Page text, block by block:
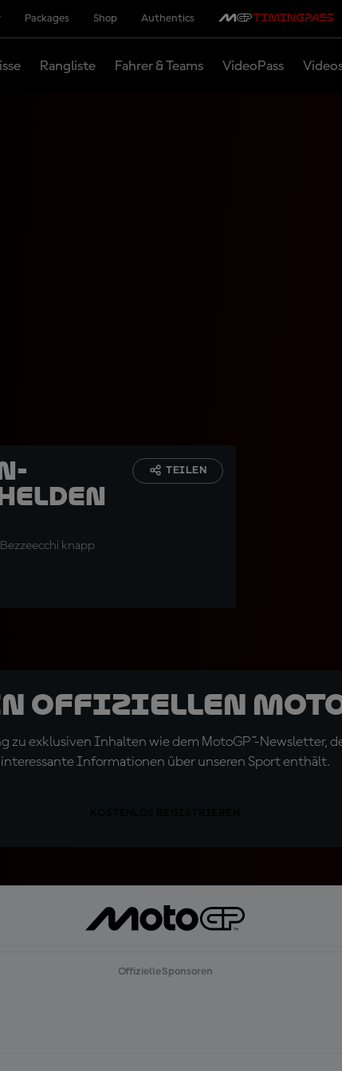
Packages Shop Authentics
Rangliste Fahrer & Teams VideoPass
knapp
TEILEN
offiziellen
zu exklusiven Inhalten wie dem MotoGP™-Newsletter,
interessante Informationen über unseren Sport enthält.
Offizielle Sponsoren